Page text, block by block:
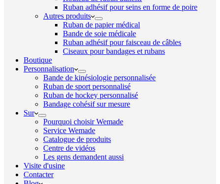
Ruban adhésif pour seins en forme de poire
Autres produits
Ruban de papier médical
Bande de soie médicale
Ruban adhésif pour faisceau de câbles
Ciseaux pour bandages et rubans
Boutique
Personnalisation
Bande de kinésiologie personnalisée
Ruban de sport personnalisé
Ruban de hockey personnalisé
Bandage cohésif sur mesure
Sur
Pourquoi choisir Wemade
Service Wemade
Catalogue de produits
Centre de vidéos
Les gens demandent aussi
Visite d'usine
Contacter